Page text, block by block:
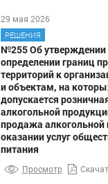
29 мая 2026
РЕШЕНИЯ
№255 Об утверждении
определении границ
территорий к
и объектам, на
допускается
алкогольной
продажа алкогольной
оказании услуг
питания
Просмотр